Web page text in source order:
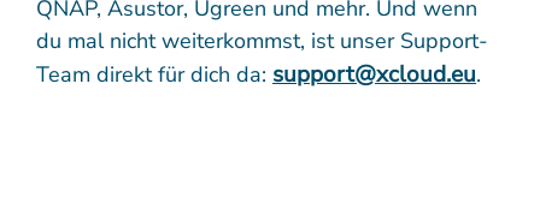
QNAP, Asustor, Ugreen und mehr. Und wenn
du mal nicht weiterkommst, ist unser Support-
Team direkt für dich da: support@xcloud.eu.